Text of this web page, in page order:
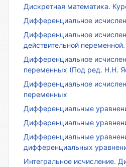
Дискретная математика.
Дифференциальное
Дифференциальное
действительной
Дифференциальное
переменных (Под ред. Н.Н.
Дифференциальное
переменных
Дифференциальные
Дифференциальные
Дифференциальные
дифференциальных
Интегральное исчисление.